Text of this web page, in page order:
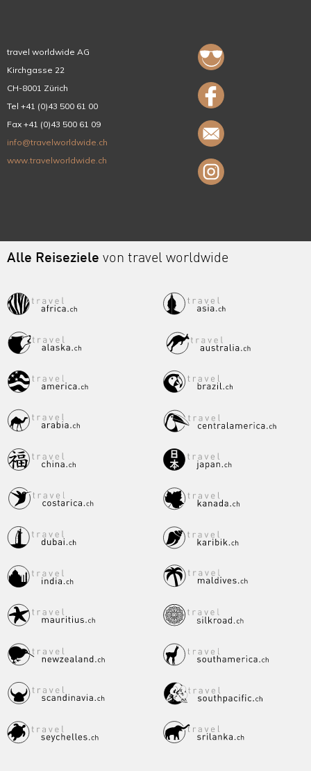
travel worldwide AG
Kirchgasse 22
CH-8001 Zürich
Tel +41 (0)43 500 61 00
Fax +41 (0)43 500 61 09
info@travelworldwide.ch
www.travelworldwide.ch
Alle Reiseziele von travel worldwide